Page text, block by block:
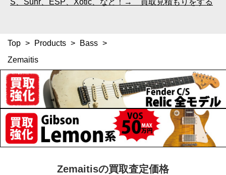
S、Suhr、ESP、Xotic、など！→ 買取見積もりをする
Top > Products > Bass >
Zemaitis
Zemaitisの買取査定価格